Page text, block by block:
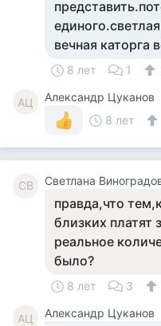
вечная каторга
8 лет 1
АЦ
Александр Цуканов
8 лет
СВ Светлана
правда,что
близких платят
реальное
было?
8 лет 3
АЦ Александр Цуканов